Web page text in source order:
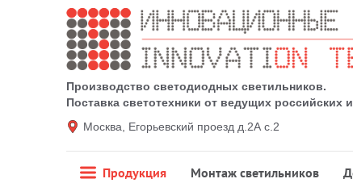
Производство светодиодных светильников.
Поставка светотехники от ведущих российских
Москва, Егорьевский проезд д.2А с.2
Продукция Монтаж светильников